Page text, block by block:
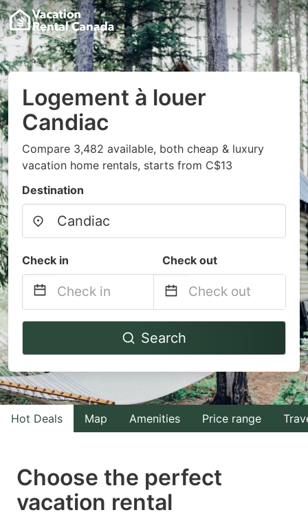
Logement à louer
Candiac
Compare 3,482 available, both cheap & luxury
vacation home rentals, starts from C$13
Destination
Check in Check out
Navigate
to
interact
with
the
select
a
Navigate
to
interact
with
the
select
Search
Hot Deals Map Amenities Price range
Choose the perfect
vacation rental